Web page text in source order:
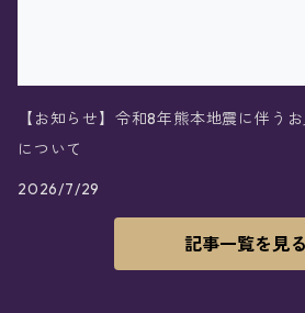
【お知らせ】令和8年熊本地震に伴う
について
2026/7/29
記事一覧を見る